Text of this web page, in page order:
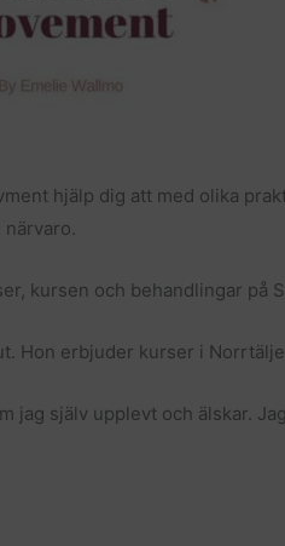
hjälp dig att med olika
kursen och behandlingar på
Hon erbjuder kurser i
själv upplevt och älskar.